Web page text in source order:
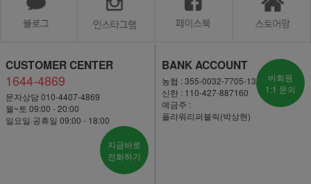
CUSTOMER CENTER
1644-4869
문자상담 010-4407-4869
월~토 09:00 - 20:00
일요일·공휴일 09:00 - 18:00
지금바로
전화하기
BANK ACCOUNT
농협 : 355-0032-7705-13
신한 : 110-427-887160
예금주 :
플라워리퍼블릭(박상현)
비회원
1:1 문의